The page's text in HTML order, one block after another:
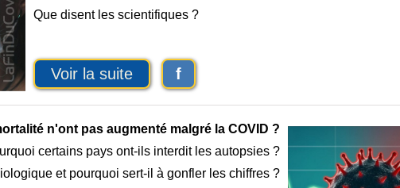
Que disent les scientifiques ?
Voir la suite f
n'ont pas augmenté malgré la COVID ?
certains pays ont-ils interdit les autopsies ?
et pourquoi sert-il à gonfler les chiffres ?